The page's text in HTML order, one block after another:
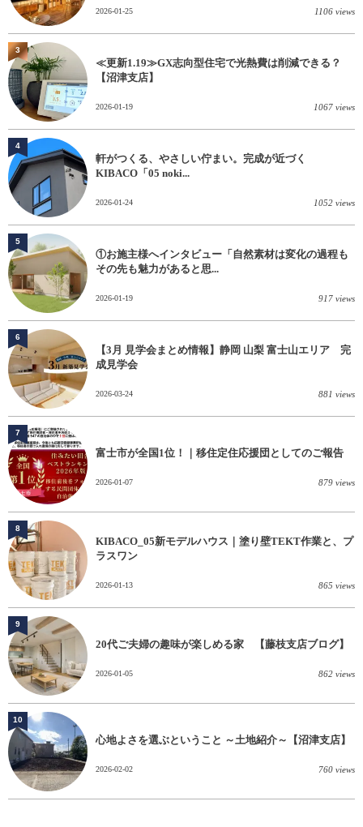
2026-01-25 1106 views
≪更新1.19≫GX志向型住宅で光熱費は削減できる？
【沼津支店】
2026-01-19 1067 views
3
軒がつくる、やさしい佇まい。完成が近づく
KIBACO「05 noki...
2026-01-24 1052 views
4
①お施主様へインタビュー「自然素材は変化の過程も
その先も魅力があると思...
2026-01-19 917 views
5
【3月 見学会まとめ情報】静岡 山梨 富士山エリア 完
成見学会
2026-03-24 881 views
6
富士市が全国1位！｜移住定住応援団としてのご報告
2026-01-07 879 views
7
KIBACO_05新モデルハウス｜塗り壁TEKT作業と、プ
ラスワン
2026-01-13 865 views
8
20代ご夫婦の趣味が楽しめる家 【藤枝支店ブログ】
2026-01-05 862 views
9
心地よさを選ぶということ ～土地紹介～【沼津支店】
2026-02-02 760 views
10